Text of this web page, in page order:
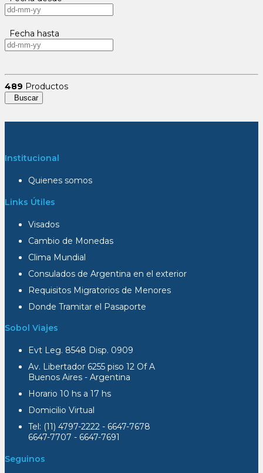
Fecha hasta
489 Productos
Buscar
Institucional
Quienes somos
Links Útiles
Visados
Cambio de Monedas
Clima Mundial
Consulados de Argentina en el exterior
Requisitos Migratorios de Menores
Donde Tramitar el Pasaporte
Sobol Viajes
Evt Leg. 8548 Disp. 0909
Av. Libertador 6255 piso 12 Of A
Buenos Aires - Argentina
Horario 10 hs a 17 hs
Domicilio Virtual
Tel: (11) 4797-2222 - 6647-7678
6647-7707 - 6647-7691
Seguinos